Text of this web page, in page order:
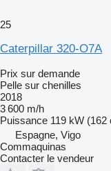
25
Caterpillar 320-O7A
Prix sur demande
Pelle sur chenilles
2018
3 600 m/h
Puissance 119 kW (162
Espagne, Vigo
Commaquinas
Contacter le vendeur